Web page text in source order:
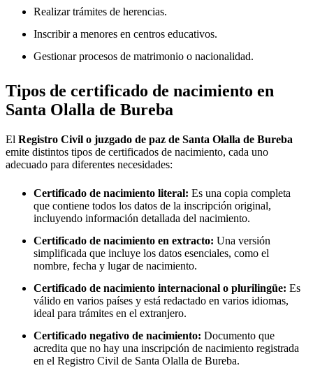
Realizar trámites de herencias.
Inscribir a menores en centros educativos.
Gestionar procesos de matrimonio o nacionalidad.
Tipos de certificado de nacimiento en
Santa Olalla de Bureba
El Registro Civil o juzgado de paz de Santa Olalla de Bureba
emite distintos tipos de certificados de nacimiento, cada uno
adecuado para diferentes necesidades:
Certificado de nacimiento literal: Es una copia completa
que contiene todos los datos de la inscripción original,
incluyendo información detallada del nacimiento.
Certificado de nacimiento en extracto: Una versión
simplificada que incluye los datos esenciales, como el
nombre, fecha y lugar de nacimiento.
Certificado de nacimiento internacional o plurilingüe: Es
válido en varios países y está redactado en varios idiomas,
ideal para trámites en el extranjero.
Certificado negativo de nacimiento: Documento que
acredita que no hay una inscripción de nacimiento registrada
en el Registro Civil de Santa Olalla de Bureba.